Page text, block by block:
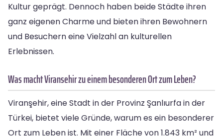
Kultur geprägt. Dennoch haben beide Städte ihren
ganz eigenen Charme und bieten ihren Bewohnern
und Besuchern eine Vielzahl an kulturellen
Erlebnissen.
Was macht Viransehir zu einem besonderen Ort zum Leben?
Viranşehir, eine Stadt in der Provinz Şanlıurfa in der
Türkei, bietet viele Gründe, warum es ein besonderer
Ort zum Leben ist. Mit einer Fläche von 1.843 km² und